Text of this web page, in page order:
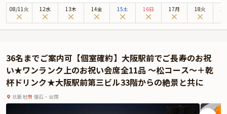
提供しております。
本プランでは、見た目にも華やかなお祝い仕様の懐石ランチをお召し上がりい
ちゃんこを貸出いたします。記念撮影も承りますので、当日はスタッフまでぜ
ひお気軽にお声がけください。
08/11火 12水 13木 14金 15土 16日 17月 18火
36名までご案内可【個室確約】大阪駅前でご長寿のお祝
い★ワンランク上のお祝い会席全11品 ～松コース～＋乾
杯ドリンク★大阪駅前第三ビル33階からの絶景と共に
北新地 懐石・会席